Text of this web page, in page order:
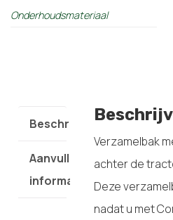
Onderhoudsmateriaal
Beschrijving
Aanvullende
informatie
Verzamelbak
achter de
Deze
nadat u met